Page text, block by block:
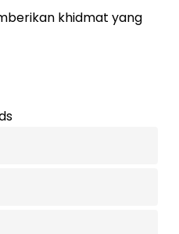
khidmat yang